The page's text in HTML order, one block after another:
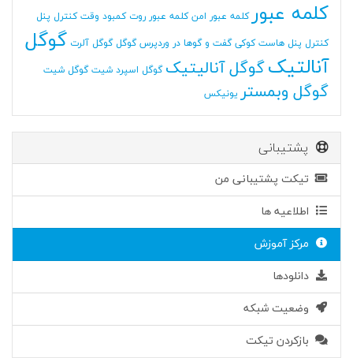
کلمه عبور کلمه عبور امن کلمه عبور روت کمبود وقت کنترل پنل
کنترل پنل هاست کوکی گفت و گوها در وردپرس گوگل گوگل آلرت گوگل
آنالتیکگوگل آنالیتیک گوگل اسپرد شیت گوگل شیت
گوگل وبمستر یونیکس
پشتیبانی
تیکت پشتیبانی من
اطلاعیه ها
مرکز آموزش
دانلودها
وضعیت شبکه
بازکردن تیکت